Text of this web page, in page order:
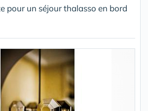
pour un séjour thalasso en bord